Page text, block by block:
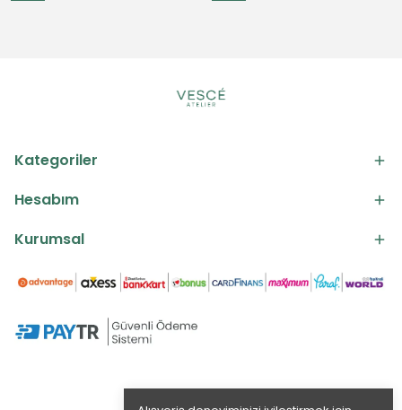
Kategoriler
Hesabım
Kurumsal